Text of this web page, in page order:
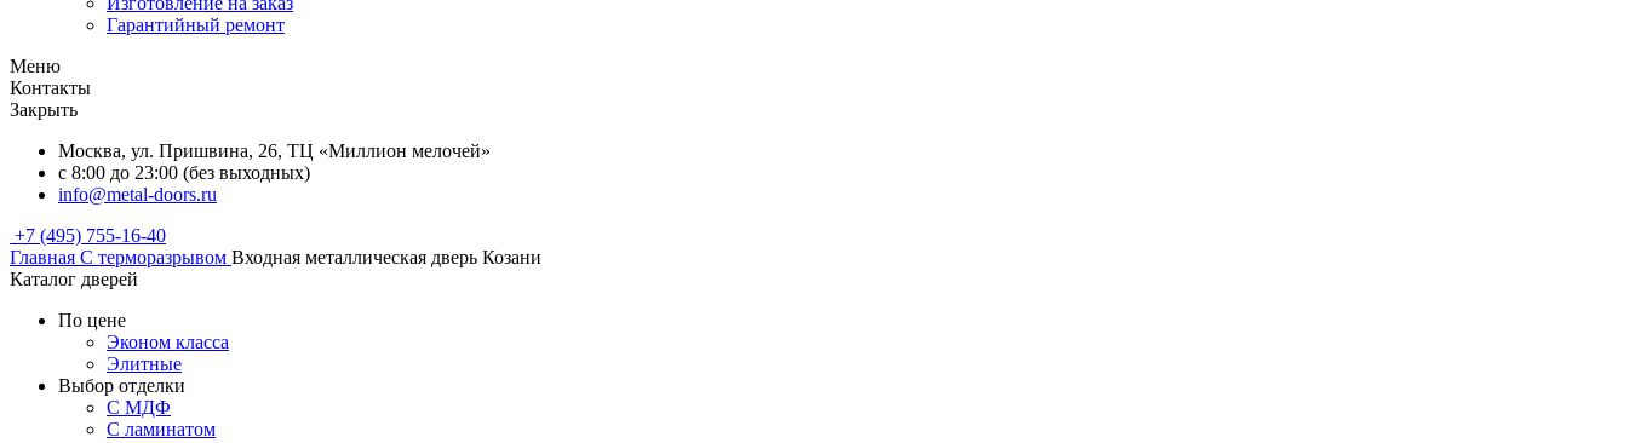
Гарантийный ремонт
Меню
Контакты
Закрыть
Москва, ул. Пришвина, 26, ТЦ «Миллион мелочей»
с 8:00 до 23:00 (без выходных)
info@metal-doors.ru
+7 (495) 755-16-40
Главная С терморазрывом Входная металлическая дверь Козани
Каталог дверей
По цене
Эконом класса
Элитные
Выбор отделки
С МДФ
С ламинатом